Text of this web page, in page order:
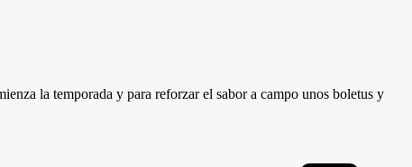
la temporada y para reforzar el sabor a campo unos boletus y